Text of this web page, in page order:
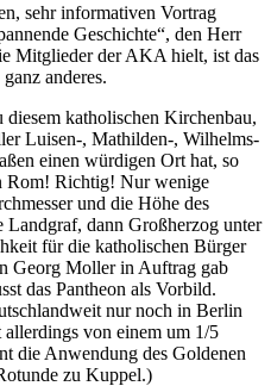
sehr informativen Vortrag
Geschichte“, den Herr
Mitglieder der AKA hielt, ist das
anderes.
katholischen Kirchenbau,
Luisen-, Mathilden-, Wilhelms-
einen würdigen Ort hat, so
Rom! Richtig! Nur wenige
und die Höhe des
Landgraf, dann Großherzog unter
für die katholischen Bürger
Georg Moller in Auftrag gab
das Pantheon als Vorbild.
nur noch in Berlin
von einem um 1/5
die Anwendung des Goldenen
zu Kuppel.)